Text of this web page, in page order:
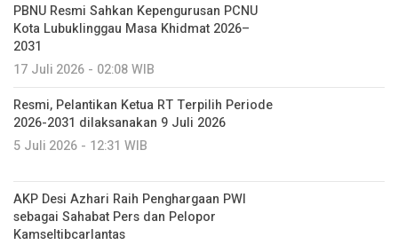
PBNU Resmi Sahkan Kepengurusan PCNU
Kota Lubuklinggau Masa Khidmat 2026–
2031
17 Juli 2026 - 02:08 WIB
Resmi, Pelantikan Ketua RT Terpilih Periode
2026-2031 dilaksanakan 9 Juli 2026
5 Juli 2026 - 12:31 WIB
AKP Desi Azhari Raih Penghargaan PWI
sebagai Sahabat Pers dan Pelopor
Kamseltibcarlantas